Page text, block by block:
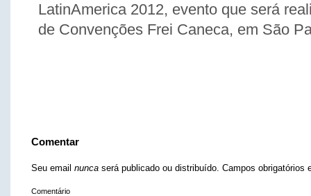
LatinAmerica 2012, evento que será
de Convenções Frei Caneca, em São
Comentar
Seu email nunca será publicado ou distribuído. Campos
Comentário